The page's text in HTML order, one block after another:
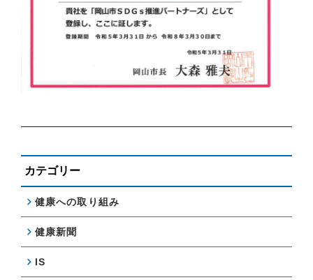
カテゴリー
健康への取り組み
健康新聞
IS